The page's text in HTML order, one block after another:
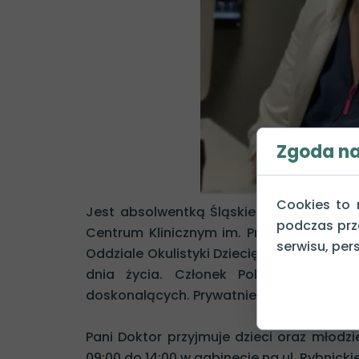
Sztuczna tęczówka
zobacz więcej...
Jest absolwentką Śląskiego
Centrum Klinicznym im. Prof. K.
Oddziale Okulistyki Dziecięcej UCK w
dnia życia. Członek Polskiego
doskonalących. Prywatnie mama dwóch
Pani Doktor przyjmuje dzieci oraz
Zgoda
Cookies to
podczas
serwisu,